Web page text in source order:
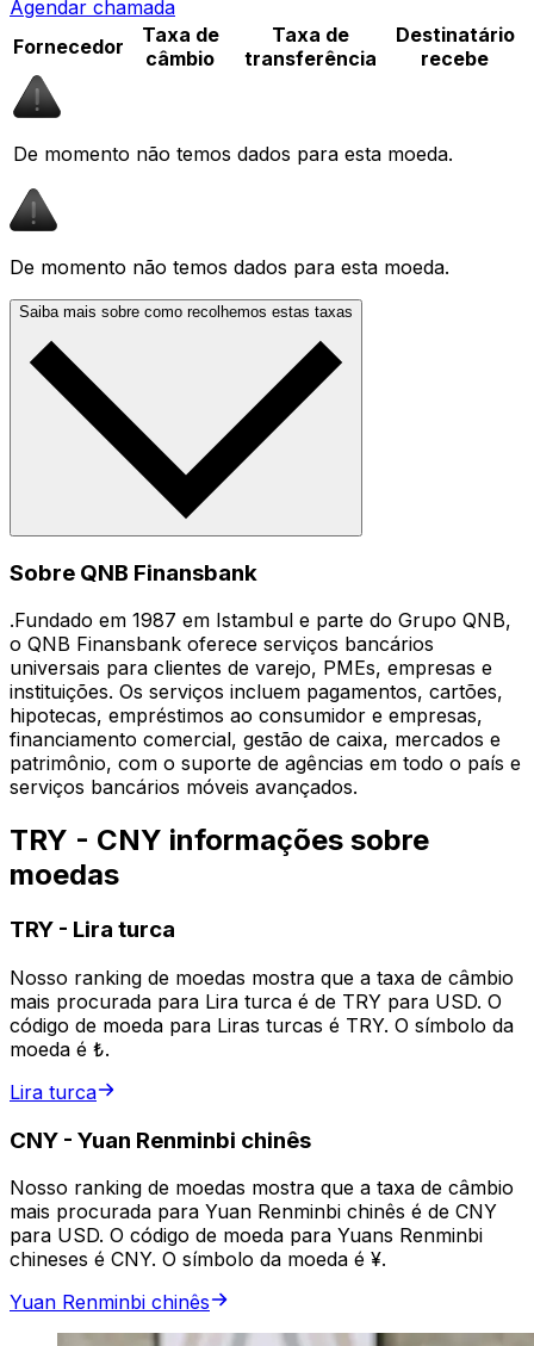
Agendar chamada
Fornecedor
Taxa de
câmbio
Taxa de
transferência
Destinatário
recebe
De momento não temos dados para esta moeda.
De momento não temos dados para esta moeda.
Saiba mais sobre como recolhemos estas taxas
Sobre QNB Finansbank
.Fundado em 1987 em Istambul e parte do Grupo QNB,
o QNB Finansbank oferece serviços bancários
universais para clientes de varejo, PMEs, empresas e
instituições. Os serviços incluem pagamentos, cartões,
hipotecas, empréstimos ao consumidor e empresas,
financiamento comercial, gestão de caixa, mercados e
patrimônio, com o suporte de agências em todo o país e
serviços bancários móveis avançados.
TRY - CNY informações sobre
moedas
TRY - Lira turca
Nosso ranking de moedas mostra que a taxa de câmbio
mais procurada para Lira turca é de TRY para USD. O
código de moeda para Liras turcas é TRY. O símbolo da
moeda é ₺.
Lira turca
CNY - Yuan Renminbi chinês
Nosso ranking de moedas mostra que a taxa de câmbio
mais procurada para Yuan Renminbi chinês é de CNY
para USD. O código de moeda para Yuans Renminbi
chineses é CNY. O símbolo da moeda é ¥.
Yuan Renminbi chinês